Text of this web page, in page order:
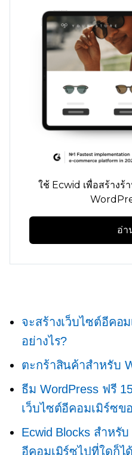
ใช้ Ecwid เพื่อสร้างร้
อ่า
จะสร้างเว็บไซต์อีคอ
อย่างไร?
ตะกร้าสินค้าสำหรับ
ธีม WordPress ฟรี
เว็บไซต์อีคอมเมิร์ซข
Ecwid Blocks สำหรั
อีคอมเมิร์ซไปที่ใดก็